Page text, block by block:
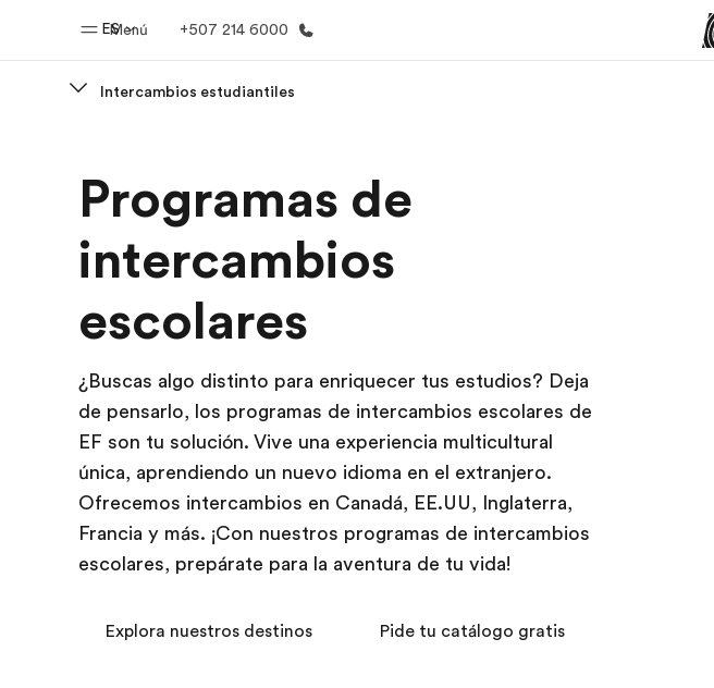
Menú
ES +507 214 6000
Bienvenido a EF Ver todo lo que hacemos
Intercambios estudiantiles
Programas de
intercambios
escolares
¿Buscas algo distinto para enriquecer tus estudios? Deja
de pensarlo, los programas de intercambios escolares de
EF son tu solución. Vive una experiencia multicultural
única, aprendiendo un nuevo idioma en el extranjero.
Ofrecemos intercambios en Canadá, EE.UU, Inglaterra,
Francia y más. ¡Con nuestros programas de intercambios
escolares, prepárate para la aventura de tu vida!
Explora nuestros destinos Pide tu catálogo gratis